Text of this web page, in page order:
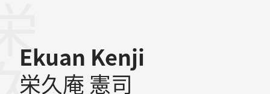
Ekuan Kenji
栄久庵 憲司